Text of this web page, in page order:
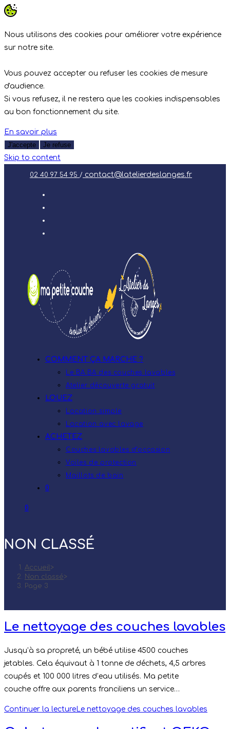
Nous utilisons des cookies pour améliorer votre expérience
sur notre site.
Vous pouvez accepter ou refuser les cookies de mesure
d'audience.
Si vous refusez, il ne restera que les cookies indispensables
au bon fonctionnement du site.
En savoir plus
J'accepte
Je refuse
Skip to content
02 40 97 54 95 / contact@latelierdeslanges.fr
COMMENT ÇA MARCHE ?
Le BA.BA des couches lavables
Atelier découverte gratuit
LOUEZ
Location simple
Location avec lavage
ACHETEZ
Couches lavables d’occasion
Voiles de protection
Maillots de bain
0
0
NON CLASSÉ
Accueil >
Non classé>
Page 3
Le nettoyage des couches lavables
Jusqu’à sa propreté, un bébé utilise 4500 couches
jetables. Cela équivaut à 1 tonne de déchets, 4,5 arbres
coupés et 100 000 litres d’eau utilisés. Ma petite
couche offre aux parents franciliens un service…
Continuer la lectureLe nettoyage des couches lavables